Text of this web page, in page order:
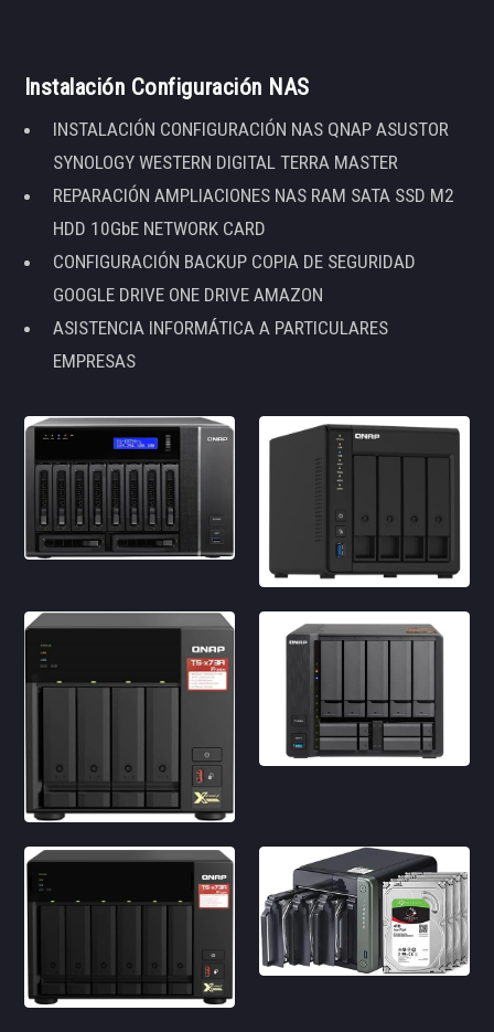
Instalación Configuración NAS
INSTALACIÓN CONFIGURACIÓN NAS QNAP ASUSTOR
SYNOLOGY WESTERN DIGITAL TERRA MASTER
REPARACIÓN AMPLIACIONES NAS RAM SATA SSD M2
HDD 10GbE NETWORK CARD
CONFIGURACIÓN BACKUP COPIA DE SEGURIDAD
GOOGLE DRIVE ONE DRIVE AMAZON
ASISTENCIA INFORMÁTICA A PARTICULARES
EMPRESAS